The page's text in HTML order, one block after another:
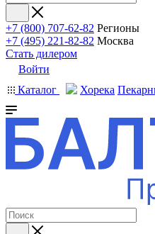
+7 (800) 707-62-82 Регионы
+7 (495) 221-82-82 Москва
Стать дилером
Войти
Каталог
Хорека